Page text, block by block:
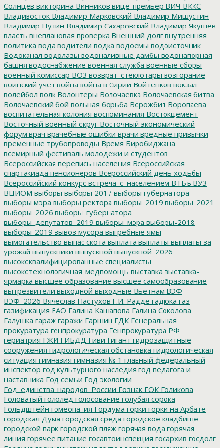
Солнцев викторина Винников вице-премьер ВИЧ ВККС
Владивосток Владимир Марковский Владимир Мишустин
Владимир Путин Владимир Сахаровский Владимир Якушев
власть внеплановая проверка Внешний долг внутренняя
политика вода водители водка водоемы водоисточник
Водоканал водолазы водоналивные дамбы водонапорная
башня водоснабжение военная служба военные сборы
военный комиссар ВОЗ возврат_стеклотары возгорание
воинский учет война война в Сирии Войтенков вокзал
волейбол волк Волонтеры Волочаевка Волочаевская битва
Волочаевский бой вольная борьба Ворожбит Воропаева
воспитательная колония воспоминания Востокцемент
Восточный военный округ Восточный экономический
форум врач врачебные ошибки врачи вредные привычки
временные трубопроводы Время Биробиджана
всемирный фестиваль молодежи и студентов
Всероссийская перепись населения Всероссийская
спартакиада пенсионеров Всероссийский день ходьбы
Всероссийский конкурс встреча_с_населением ВТБъ ВУЗ
ВЦИОМ выборы выборы 2017 выборы губернатора
выборы мэра выборы ректора выборы_2019 выборы_2021
выборы_2026 выборы_губернатора
выборы_депутатов_2019 выборы_мэра выборы-2018
выборы-2019 вывоз мусора выгребные ямы
вымогательство выпас скота выплата выплаты выплаты за
урожай выпускники выпускной выпускной_2026
высококвалифицированные специалисты
высокотехнологичная_медпомощь выставка выставка-
ярмарка высшее образование высшее самообразование
вытрезвители выходной выходные Вьетнам ВЭФ
ВЭФ_2026 Вячеслав Пастухов Г.И. Радде гадюка газ
газификация ЕАО Галина Кашапова Галина Соколова
Галушка гараж гаражи Гаршин ГДК Генеральная
прокуратура генпрокуратура Генпрокуратура РФ
гериатрия ГЖИ ГИБДД Гиви Гигант гидрозащитные
сооружения гидрологическая обстановка гидрологическая
ситуация гимназия гимназия № 1 главный федеральный
инспектор год культурного наследия год педагога и
наставника Год семьи Год экологии
Год_единства_народов_России Гознак ГОК Голикова
Головатый гололед голосование голубая сорока
Гольдштейн гомеопатия Гордума горки горки на Арбате
городская Дума городская среда городское кладбище
городской парк городской пляж горячая вода горячая
линия горячее питание госавтоинспекция госархив госдолг